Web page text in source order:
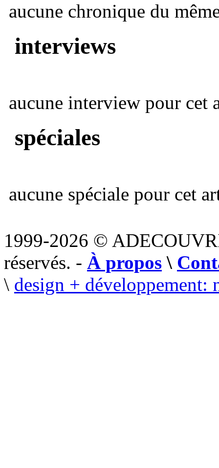
aucune chronique du
interviews
aucune interview pour cet
spéciales
aucune spéciale pour cet
1999-2026 ©
réservés. - À propos \
\ design + développement: